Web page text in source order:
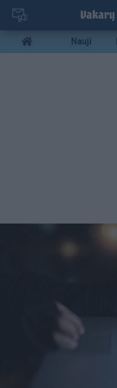
Pereiti
pagrindinį
turinį
Mobile
menu
Nauji